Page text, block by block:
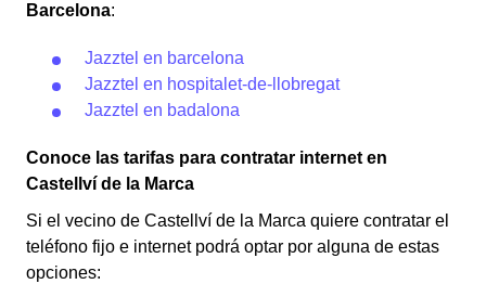
Barcelona:
Jazztel en barcelona
Jazztel en hospitalet-de-llobregat
Jazztel en badalona
Conoce las tarifas para contratar internet en
Castellví de la Marca
Si el vecino de Castellví de la Marca quiere contratar el
teléfono fijo e internet podrá optar por alguna de estas
opciones: